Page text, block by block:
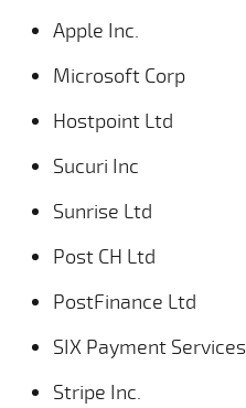
Apple Inc.
Microsoft Corp
Hostpoint Ltd
Sucuri Inc
Sunrise Ltd
Post CH Ltd
PostFinance Ltd
SIX Payment Services
Stripe Inc.